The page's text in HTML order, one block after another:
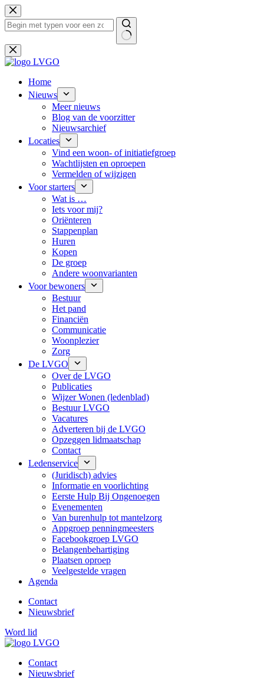
Ga
naar
de
Geen
resultaten
Home
Nieuws
Meer nieuws
Blog van de voorzitter
Nieuwsarchief
Locaties
Vind een woon- of initiatiefgroep
Wachtlijsten en oproepen
Vermelden of wijzigen
Voor starters
Wat is …
Iets voor mij?
Oriënteren
Stappenplan
Huren
Kopen
De groep
Andere woonvarianten
Voor bewoners
Bestuur
Het pand
Financiën
Communicatie
Woonplezier
Zorg
De LVGO
Over de LVGO
Publicaties
Wijzer Wonen (ledenblad)
Bestuur LVGO
Vacatures
Adverteren bij de LVGO
Opzeggen lidmaatschap
Contact
Ledenservice
(Juridisch) advies
Informatie en voorlichting
Eerste Hulp Bij Ongenoegen
Evenementen
Van burenhulp tot mantelzorg
Appgroep penningmeesters
Facebookgroep LVGO
Belangenbehartiging
Plaatsen oproep
Veelgestelde vragen
Agenda
Contact
Nieuwsbrief
Word lid
Contact
Nieuwsbrief